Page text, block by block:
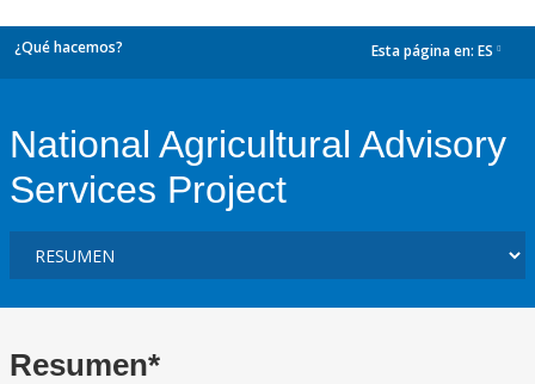
¿Qué hacemos? Esta página en: ES
National Agricultural Advisory
Services Project
Resumen*